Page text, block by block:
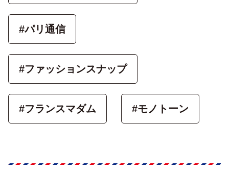
#パリ通信
#ファッションスナップ
#フランスマダム #モノトーン